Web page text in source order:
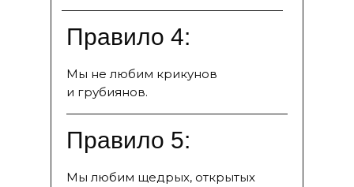
Правило 4:
Мы не любим крикунов
и грубиянов.
Правило 5:
Мы любим щедрых, открытых